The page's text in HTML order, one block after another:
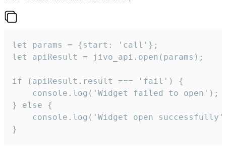
let params = {start: 'call'};
let apiResult = jivo_api.open(params);
if (apiResult.result === 'fail') {
    console.log('Widget failed to open');
} else {
console.log('Widget open
}